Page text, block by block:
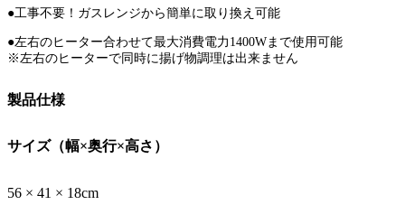
●工事不要！ガスレンジから簡単に取り換え可能
●左右のヒーター合わせて最大消費電力1400Wまで使用可能
※左右のヒーターで同時に揚げ物調理は出来ません
製品仕様
サイズ（幅×奥行×高さ）
56 × 41 × 18cm